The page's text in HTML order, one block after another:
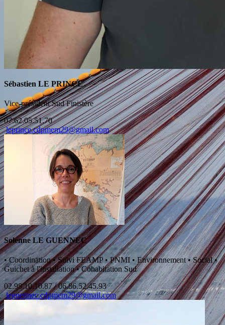
Sébastien LE PRINCE
Vice-président Sud Finistère
07.62.05.51.70
leprince.cdpmem29@gmail.com
Solenne LE GUENNEC
•Coordination•Suivi FEAMP•PNMI •Environnement•Social•
Guichet à l'installation•Cohabitation Sud
02.98.10.10.87 / 06.86.52.45.93
leguennec.cdpmem29@gmail.com